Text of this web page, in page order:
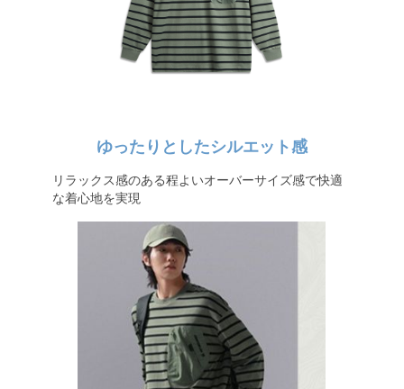
ゆったりとしたシルエット感
リラックス感のある程よいオーバーサイズ感で快適
な着心地を実現